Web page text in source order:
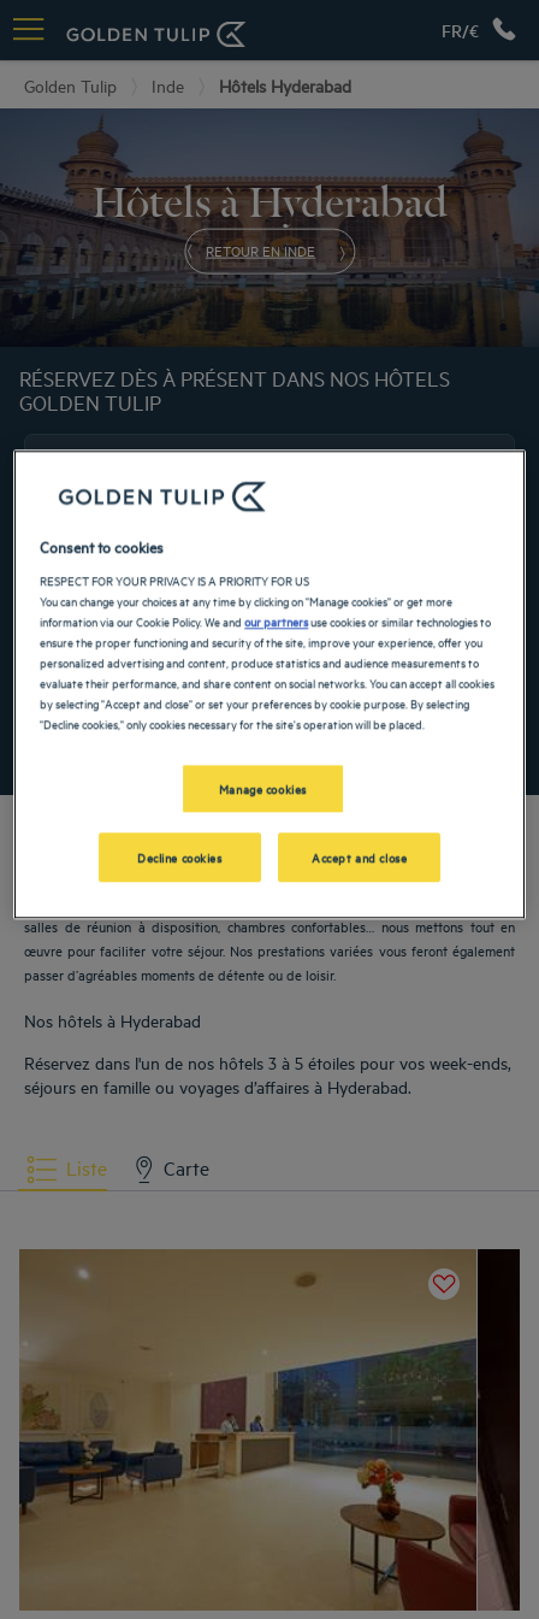
FR/€
Golden Tulip Inde Hôtels Hyderabad
Hôtels à Hyderabad
RETOUR EN INDE
RÉSERVEZ DÈS À PRÉSENT DANS NOS HÔTELS
GOLDEN TULIP
Navigate forward to interact with the calendar and select a date. Press the
Navigate backward to interact with the
RECHERCHER
Ajouter un code
salles de réunion à disposition, chambres confortables… nous mettons tout en
œuvre pour faciliter votre séjour. Nos prestations variées vous feront également
passer d’agréables moments de détente ou de loisir.
Nos hôtels à Hyderabad
Réservez dans l'un de nos hôtels 3 à 5 étoiles pour vos week-ends,
séjours en famille ou voyages d’affaires à Hyderabad.
Liste Carte
Consent to cookies
RESPECT FOR YOUR PRIVACY IS A PRIORITY FOR US
You can change your choices at any time by clicking on "Manage cookies" or get more
information via our Cookie Policy. We andour partnersuse cookies or similar technologies to
ensure the proper functioning and security of the site, improve your experience, offer you
personalized advertising and content, produce statistics and audience measurements to
evaluate their performance, and share content on social networks. You can accept all cookies
by selecting "Accept and close" or set your preferences by cookie purpose. By selecting
"Decline cookies," only cookies necessary for the site's operation will be placed.
Manage cookies
Decline cookies Accept and close